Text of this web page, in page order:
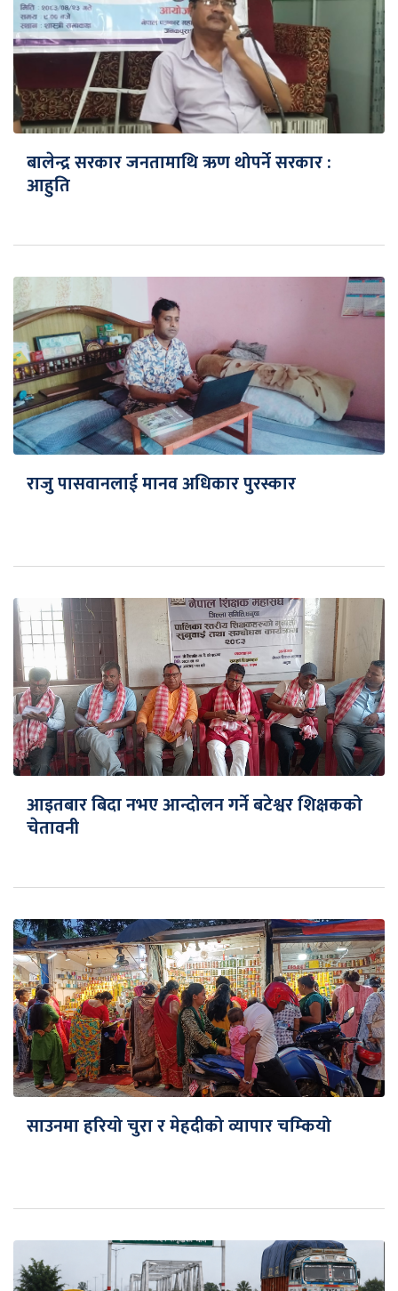
बालेन्द्र सरकार जनतामाथि ऋण थोपर्ने सरकार :
आहुति
राजु पासवानलाई मानव अधिकार पुरस्कार
आइतबार बिदा नभए आन्दोलन गर्ने बटेश्वर शिक्षकको
चेतावनी
साउनमा हरियो चुरा र मेहदीको व्यापार चम्कियो